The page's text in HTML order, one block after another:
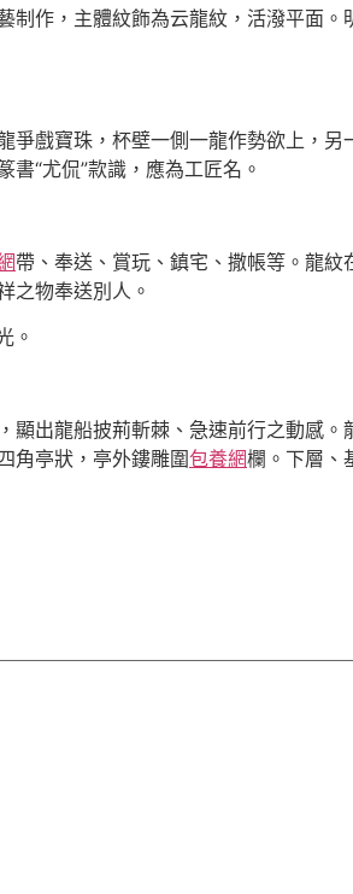
制作，主體紋飾為云龍紋，活潑平面。
爭戲寶珠，杯壁一側一龍作勢欲上，另
“尤侃”款識，應為工匠名。
帶、奉送、賞玩、鎮宅、撒帳等。龍紋
之物奉送別人。
。
出龍船披荊斬棘、急速前行之動感。
角亭狀，亭外鏤雕圍包養網欄。下層、